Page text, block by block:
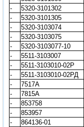
-
5320-3101302
-
5320-3101305
-
5320-3103074
-
5320-3103075
-
5320-3103077-10
-
5511-3103007
-
5511-3103010-02Р
-
5511-3103010-02РД
-
7517А
-
7815А
-
853758
-
853957
-
864136-01